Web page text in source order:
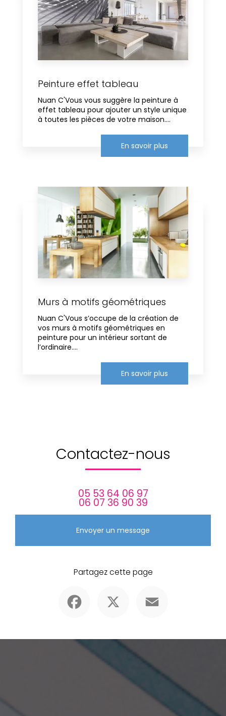
Peinture effet tableau
Nuan C'Vous vous suggère la peinture à
effet tableau pour ajouter un style unique
à toutes les pièces de votre maison....
En savoir plus
Murs à motifs géométriques
Nuan C'Vous s’occupe de la création de
vos murs à motifs géométriques en
peinture pour un intérieur sortant de
l’ordinaire....
En savoir plus
Contactez-nous
05 53 64 06 97
06 07 36 90 39
Envoyer un message
Partagez cette page